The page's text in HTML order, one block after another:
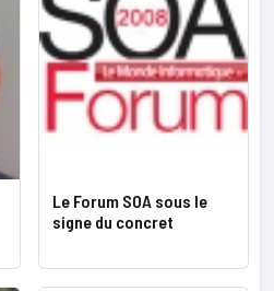
Le Forum SOA sous le
signe du concret